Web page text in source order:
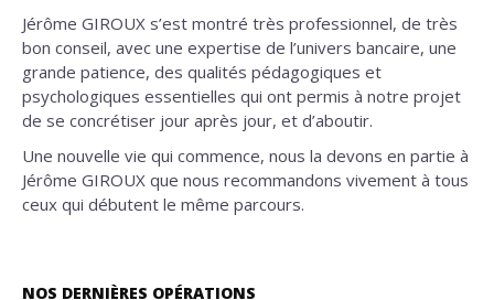
Jérôme GIROUX s’est montré très professionnel, de très
bon conseil, avec une expertise de l’univers bancaire, une
grande patience, des qualités pédagogiques et
psychologiques essentielles qui ont permis à notre projet
de se concrétiser jour après jour, et d’aboutir.
Une nouvelle vie qui commence, nous la devons en partie à
Jérôme GIROUX que nous recommandons vivement à tous
ceux qui débutent le même parcours.
NOS DERNIÈRES OPÉRATIONS